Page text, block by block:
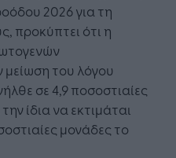
2026 για τη
προκύπτει ότι η
του λόγου
σε 4,9 ποσοστιαίες
ίδια να εκτιμάται
μονάδες το